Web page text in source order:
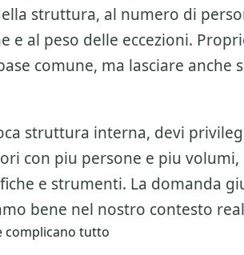
struttura, al numero di
e al peso delle eccezioni.
comune, ma lasciare anche
struttura interna, devi
con piu persone e piu
e strumenti. La domanda
bene nel nostro contesto
complicano tutto